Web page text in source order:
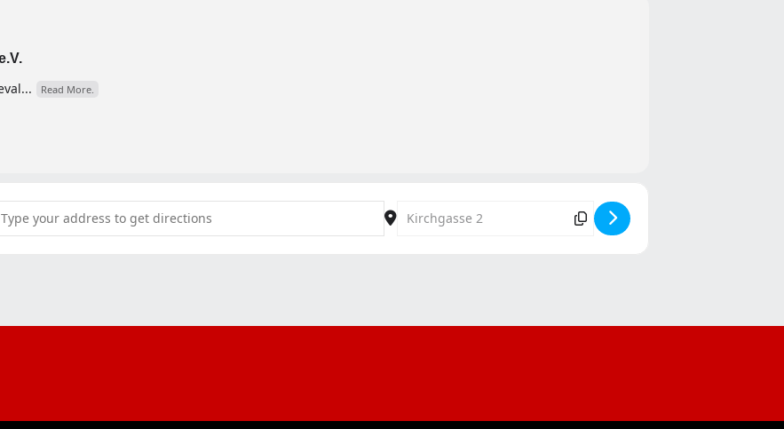
Read More.
- Kostümsitzung im Festzelt auf dem Kirchplatz [whfM5p44h]Destination Address - Kostümsitzung im Festzelt auf dem